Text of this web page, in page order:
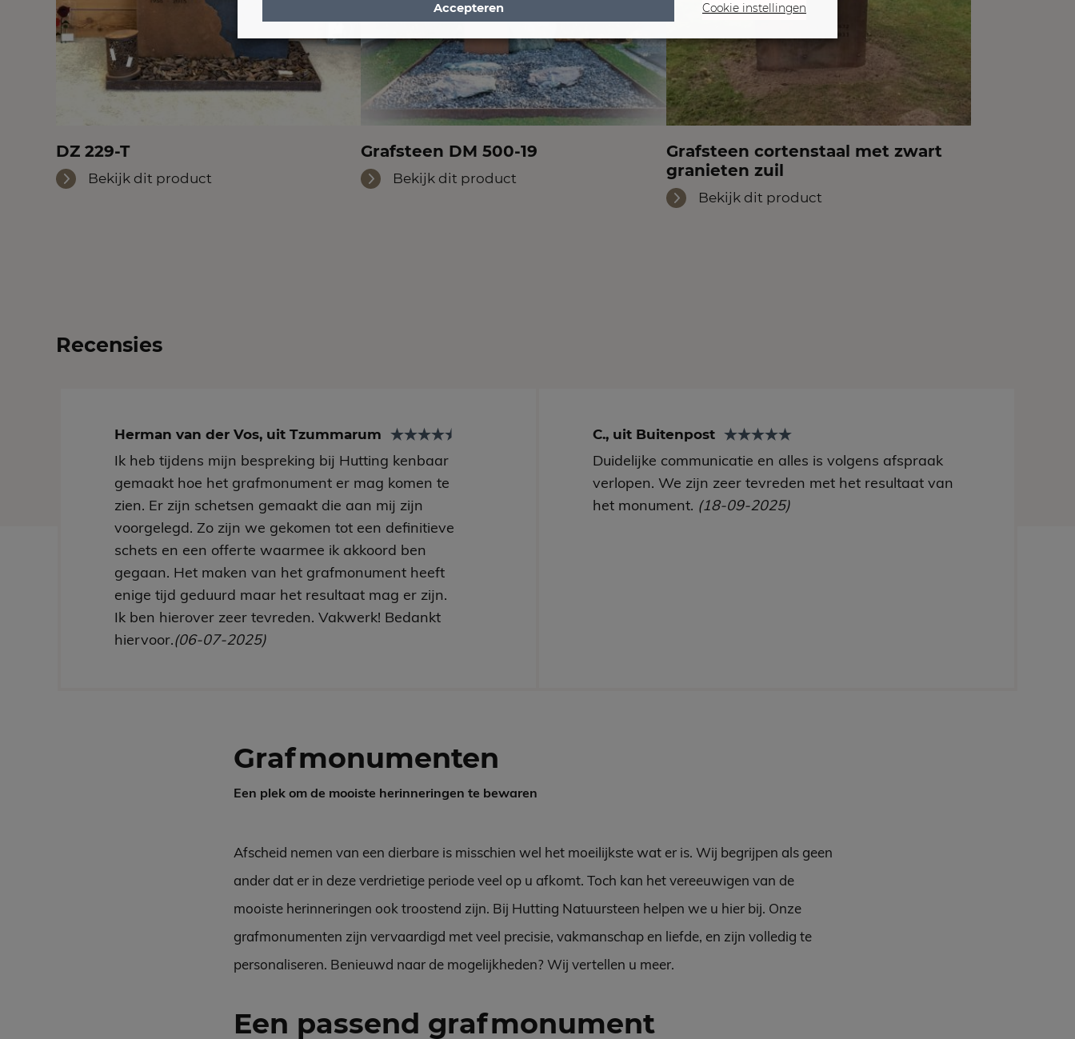
DZ 229-T
Bekijk dit product
Grafsteen DM 500-19
Bekijk dit product
Grafsteen cortenstaal met zwart
granieten zuil
Bekijk dit product
Recensies
Herman van der Vos, uit Tzummarum
Ik heb tijdens mijn bespreking bij Hutting kenbaar
gemaakt hoe het grafmonument er mag komen te
zien. Er zijn schetsen gemaakt die aan mij zijn
voorgelegd. Zo zijn we gekomen tot een definitieve
schets en een offerte waarmee ik akkoord ben
gegaan. Het maken van het grafmonument heeft
enige tijd geduurd maar het resultaat mag er zijn.
Ik ben hierover zeer tevreden. Vakwerk! Bedankt
hiervoor.(06-07-2025)
C., uit Buitenpost
Duidelijke communicatie en alles is volgens afspraak
verlopen. We zijn zeer tevreden met het resultaat van
het monument. (18-09-2025)
Grafmonumenten
Een plek om de mooiste herinneringen te bewaren
Afscheid nemen van een dierbare is misschien wel het moeilijkste wat er is. Wij begrijpen als geen
ander dat er in deze verdrietige periode veel op u afkomt. Toch kan het vereeuwigen van de
mooiste herinneringen ook troostend zijn. Bij Hutting Natuursteen helpen we u hier bij. Onze
grafmonumenten zijn vervaardigd met veel precisie, vakmanschap en liefde, en zijn volledig te
personaliseren. Benieuwd naar de mogelijkheden? Wij vertellen u meer.
Een passend grafmonument
Cookie instellingen
Accepteren